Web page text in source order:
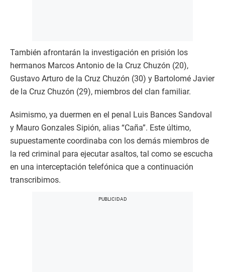
También afrontarán la investigación en prisión los
hermanos Marcos Antonio de la Cruz Chuzón (20),
Gustavo Arturo de la Cruz Chuzón (30) y Bartolomé Javier
de la Cruz Chuzón (29), miembros del clan familiar.
Asimismo, ya duermen en el penal Luis Bances Sandoval
y Mauro Gonzales Sipión, alias “Caña”. Este último,
supuestamente coordinaba con los demás miembros de
la red criminal para ejecutar asaltos, tal como se escucha
en una interceptación telefónica que a continuación
transcribimos.